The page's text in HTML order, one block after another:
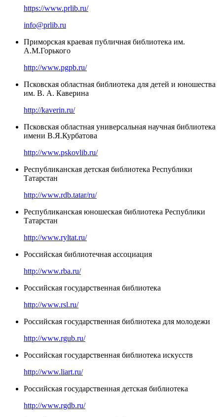
https://www.prlib.ru/
info@prlib.ru
Приморская краевая публичная библиотека им.
А.М.Горького
http://www.pgpb.ru/
Псковская областная библиотека для детей и юношества
им. В. А. Каверина
http://kaverin.ru/
Псковская областная универсальная научная библиотека
имени В.Я.Курбатова
http://www.pskovlib.ru/
Республиканская детская библиотека Республики
Татарстан
http://www.rdb.tatar/ru/
Республиканская юношеская библиотека Республики
Татарстан
http://www.ryltat.ru/
Российская библиотечная ассоциация
http://www.rba.ru/
Российская государственная библиотека
http://www.rsl.ru/
Российская государственная библиотека для молодежи
http://www.rgub.ru/
Российская государственная библиотека искусств
http://www.liart.ru/
Российская государственная детская библиотека
http://www.rgdb.ru/